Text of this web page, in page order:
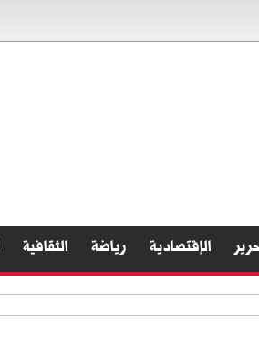
الإقتصادية رياضة الثقافية